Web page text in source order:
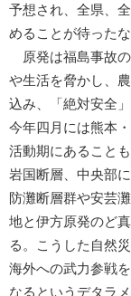
予想され、全県、
めることが待った
原発は福島事故
や生活を脅かし、
込み、「絶対安全
今年四月には熊本
活動期にあること
岩国断層、中央部
防灘断層群や安芸
地と伊方原発のど
る。こうした自然
海外への武力参戦
なるというデタラ